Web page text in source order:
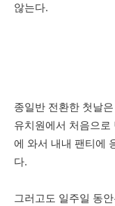
않는다.
종일반 전환한 첫날
유치원에서 처음으로
에 와서 내내 팬티에
다.
그러고도 일주일 동